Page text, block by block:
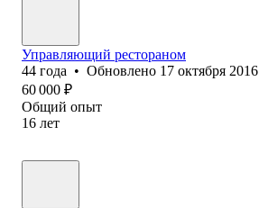
Управляющий рестораном
44 года • Обновлено 17 октября 2016
60 000 ₽
Общий опыт
16 лет